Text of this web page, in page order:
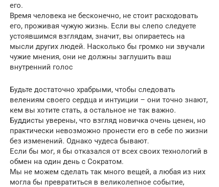
его.
Время человека не бесконечно, не стоит расходовать
его, проживая чужую жизнь. Если вы слепо следуете
устоявшимся взглядам, значит, вы опираетесь на
мысли других людей. Насколько бы громко ни звучали
чужие мнения, они не должны заглушить ваш
внутренний голос
Будьте достаточно храбрыми, чтобы следовать
велениям своего сердца и интуиции – они точно знают,
кем вы хотите стать, а остальное не так важно.
Буддисты уверены, что взгляд новичка очень ценен, но
практически невозможно пронести его в себе по жизни
без изменений. Однако чудеса бывают.
Если бы мог, я бы отказался от всех своих технологий в
обмен на один день с Сократом.
Мы не можем сделать так много вещей, а любая из них
могла бы превратиться в великолепное событие,